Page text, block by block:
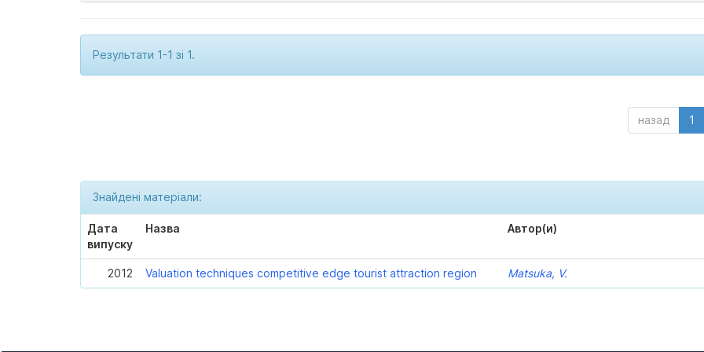
Результати 1-1 зі 1.
назад 1
Знайдені матеріали:
Дата
випуску
Назва Автор(и)
2012 Valuation techniques competitive edge tourist attraction region Matsuka, V.